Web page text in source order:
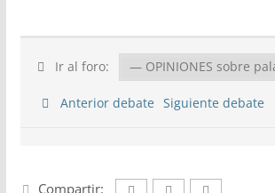
Ir al foro:
Anterior debate Siguiente debate
Compartir: